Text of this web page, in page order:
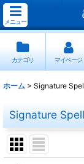
メニュー
カテゴリ マイページ
ホーム > Signature
Signature